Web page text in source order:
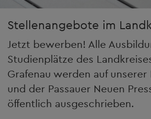
Stellenangebote im
Jetzt bewerben! Alle
Studienplätze des
Grafenau werden auf unserer
und der Passauer Neuen
öffentlich ausgeschrieben.